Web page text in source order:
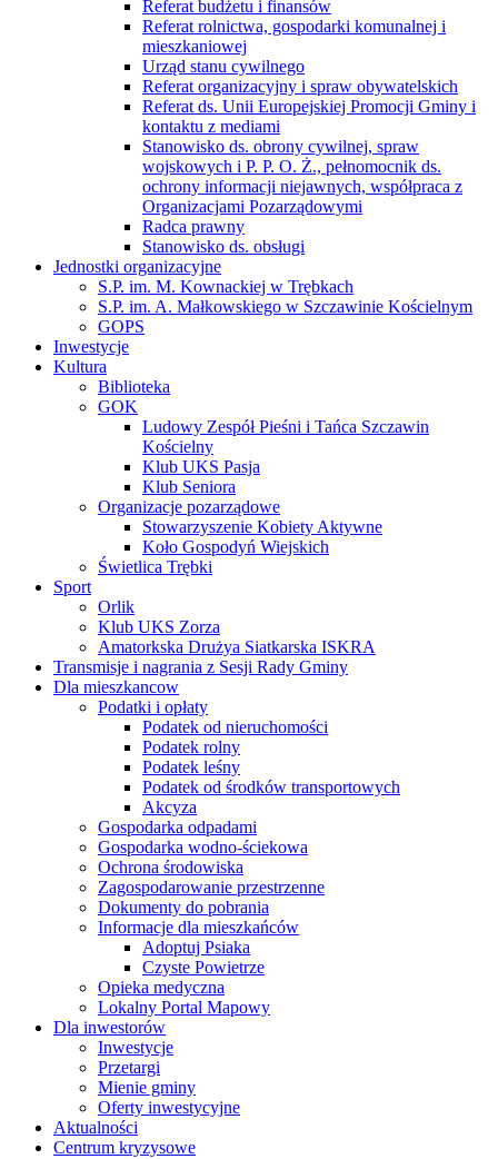
Referat budżetu i finansów
Referat rolnictwa, gospodarki komunalnej i
mieszkaniowej
Urząd stanu cywilnego
Referat organizacyjny i spraw obywatelskich
Referat ds. Unii Europejskiej Promocji Gminy i
kontaktu z mediami
Stanowisko ds. obrony cywilnej, spraw
wojskowych i P. P. O. Ż., pełnomocnik ds.
ochrony informacji niejawnych, współpraca z
Organizacjami Pozarządowymi
Radca prawny
Stanowisko ds. obsługi
Jednostki organizacyjne
S.P. im. M. Kownackiej w Trębkach
S.P. im. A. Małkowskiego w Szczawinie Kościelnym
GOPS
Inwestycje
Kultura
Biblioteka
GOK
Ludowy Zespół Pieśni i Tańca Szczawin
Kościelny
Klub UKS Pasja
Klub Seniora
Organizacje pozarządowe
Stowarzyszenie Kobiety Aktywne
Koło Gospodyń Wiejskich
Świetlica Trębki
Sport
Orlik
Klub UKS Zorza
Amatorkska Drużya Siatkarska ISKRA
Transmisje i nagrania z Sesji Rady Gminy
Dla mieszkancow
Podatki i opłaty
Podatek od nieruchomości
Podatek rolny
Podatek leśny
Podatek od środków transportowych
Akcyza
Gospodarka odpadami
Gospodarka wodno-ściekowa
Ochrona środowiska
Zagospodarowanie przestrzenne
Dokumenty do pobrania
Informacje dla mieszkańców
Adoptuj Psiaka
Czyste Powietrze
Opieka medyczna
Lokalny Portal Mapowy
Dla inwestorów
Inwestycje
Przetargi
Mienie gminy
Oferty inwestycyjne
Aktualności
Centrum kryzysowe